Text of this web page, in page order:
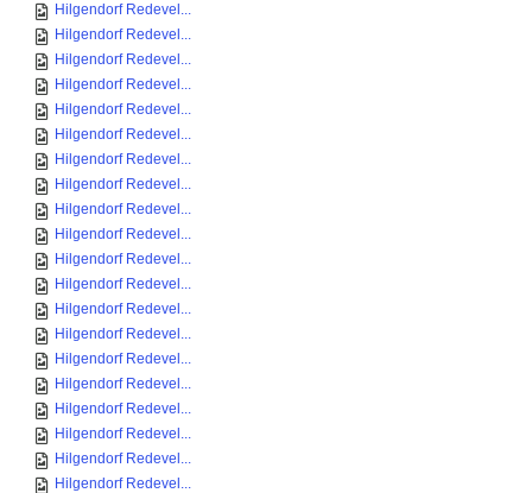
Hilgendorf Redevel...
Hilgendorf Redevel...
Hilgendorf Redevel...
Hilgendorf Redevel...
Hilgendorf Redevel...
Hilgendorf Redevel...
Hilgendorf Redevel...
Hilgendorf Redevel...
Hilgendorf Redevel...
Hilgendorf Redevel...
Hilgendorf Redevel...
Hilgendorf Redevel...
Hilgendorf Redevel...
Hilgendorf Redevel...
Hilgendorf Redevel...
Hilgendorf Redevel...
Hilgendorf Redevel...
Hilgendorf Redevel...
Hilgendorf Redevel...
Hilgendorf Redevel...